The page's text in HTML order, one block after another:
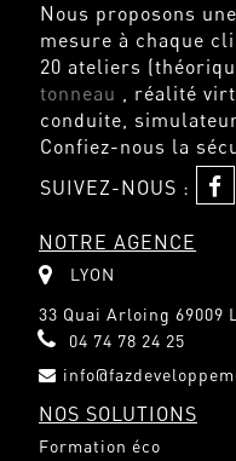
Nous proposons
mesure à chaque
20 ateliers
tonneau , réalité
conduite,
Confiez-nous la
SUIVEZ-NOUS :
NOTRE AGENCE
LYON
33 Quai Arloing 69009
04 74 78 24 25
NOS SOLUTIONS
Formation éco